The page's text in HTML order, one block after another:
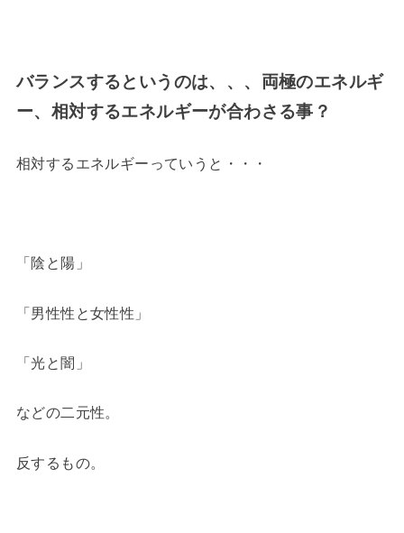
バランスするというのは、、、両極のエネルギ
ー、相対するエネルギーが合わさる事？
相対するエネルギーっていうと・・・
「陰と陽」
「男性性と女性性」
「光と闇」
などの二元性。
反するもの。